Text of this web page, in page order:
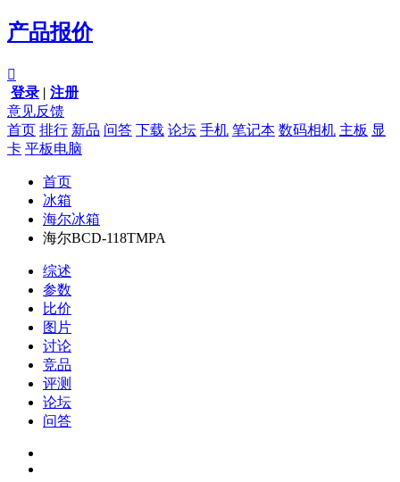
产品报价

登录 | 注册
意见反馈
首页 排行 新品 问答 下载 论坛 手机 笔记本 数码相机 主板 显
卡 平板电脑
首页
冰箱
海尔冰箱
海尔BCD-118TMPA
综述
参数
比价
图片
讨论
竞品
评测
论坛
问答